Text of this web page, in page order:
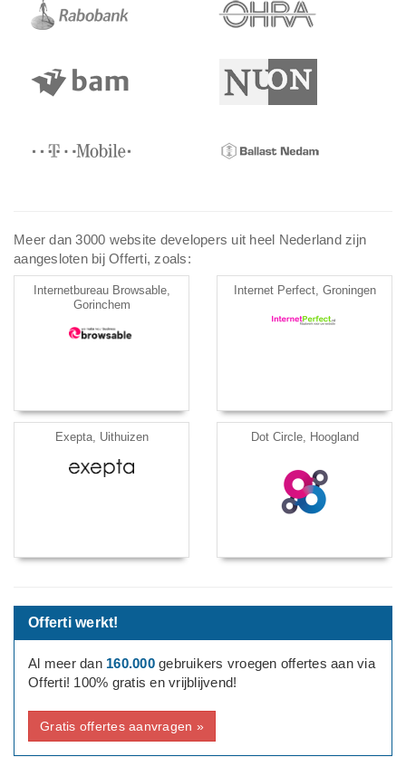
Meer dan 3000 website developers uit heel Nederland zijn
aangesloten bij Offerti, zoals:
Internetbureau Browsable,
Gorinchem
Internet Perfect, Groningen
Exepta, Uithuizen Dot Circle, Hoogland
Offerti werkt!
Al meer dan 160.000gebruikers vroegen offertes aan via
Offerti! 100% gratis en vrijblijvend!
Gratis offertes aanvragen »